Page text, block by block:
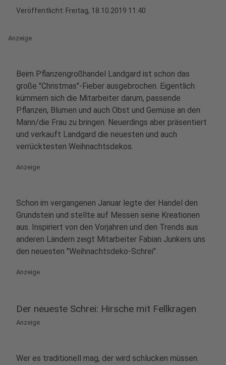
Veröffentlicht: Freitag, 18.10.2019 11:40
Anzeige
Beim Pflanzengroßhandel Landgard ist schon das
große "Christmas"-Fieber ausgebrochen. Eigentlich
kümmern sich die Mitarbeiter darum, passende
Pflanzen, Blumen und auch Obst und Gemüse an den
Mann/die Frau zu bringen. Neuerdings aber präsentiert
und verkauft Landgard die neuesten und auch
verrücktesten Weihnachtsdekos.
Anzeige
Schon im vergangenen Januar legte der Handel den
Grundstein und stellte auf Messen seine Kreationen
aus. Inspiriert von den Vorjahren und den Trends aus
anderen Ländern zeigt Mitarbeiter Fabian Junkers uns
den neuesten "Weihnachtsdeko-Schrei".
Anzeige
Der neueste Schrei: Hirsche mit Fellkragen
Anzeige
Wer es traditionell mag, der wird schlucken müssen.